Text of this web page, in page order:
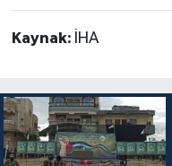
Kaynak: İHA